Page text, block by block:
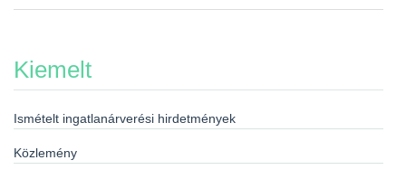
Kiemelt
Ismételt ingatlanárverési hirdetmények
Közlemény